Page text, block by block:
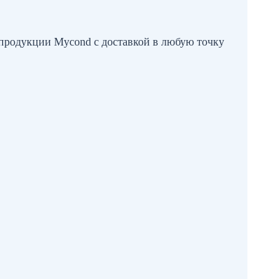
Mycond с доставкой в любую точку